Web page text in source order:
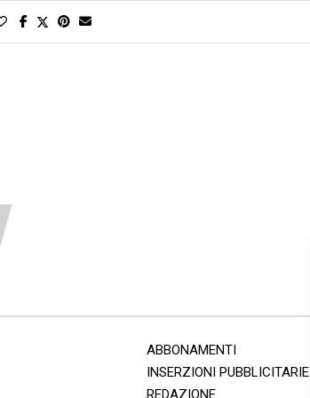
ABBONAMENTI
INSERZIONI PUBBLICITARIE
REDAZIONE